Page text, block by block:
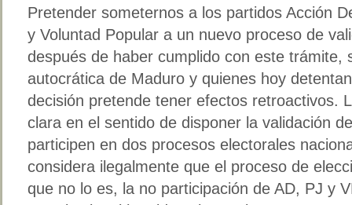
Pretender someternos a los partidos Acción
y Voluntad Popular a un nuevo proceso de
después de haber cumplido con este trámite,
autocrática de Maduro y quienes hoy
decisión pretende tener efectos retroactivos.
clara en el sentido de disponer la validación
participen en dos procesos electorales
considera ilegalmente que el proceso de
que no lo es, la no participación de AD, PJ y